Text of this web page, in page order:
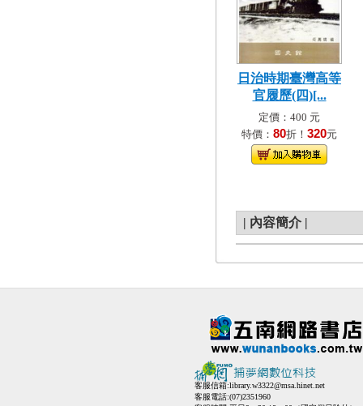
日治時期臺灣高等
官履歷(四)[...
定價：400 元
特價： 80折！ 320元
| 內容簡介 |
客服信箱:library.w3322@msa.hinet.net
客服電話:(07)2351960